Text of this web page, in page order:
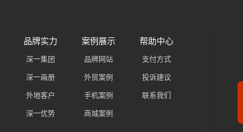
品牌实力
深一集团
深一画册
外地客户
深一优势
案例展示
品牌网站
外贸案例
手机案例
商城案例
帮助中心
支付方式
投诉建议
联系我们